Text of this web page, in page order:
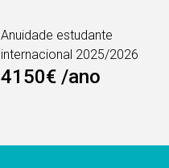
Anuidade estudante
internacional 2025/2026
4150€ /ano